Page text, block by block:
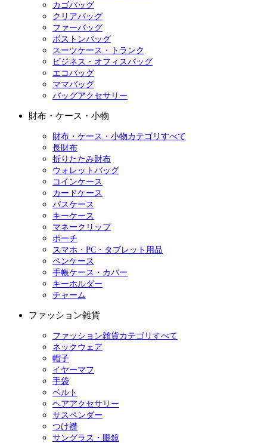
カゴバッグ
クリアバッグ
ファーバッグ
ボストンバッグ
スーツケース・トランク
ビジネス・オフィスバッグ
エコバッグ
ママバッグ
バッグアクセサリー
財布・ケース・小物
財布・ケース・小物カテゴリすべて
長財布
折りたたみ財布
ウォレットバッグ
コインケース
カードケース
パスケース
キーケース
マネークリップ
ポーチ
スマホ・PC・タブレット用品
ペンケース
手帳ケース・カバー
キーホルダー
チャーム
ファッション雑貨
ファッション雑貨カテゴリすべて
ネックウェア
帽子
イヤーマフ
手袋
ベルト
ヘアアクセサリー
サスペンダー
つけ襟
サングラス・眼鏡